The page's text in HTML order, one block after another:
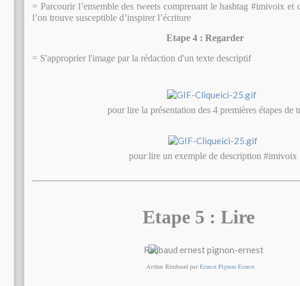
= Parcourir l’ensemble des tweets comprenant le hashtag #imivoix et
l’on trouve susceptible d’inspirer l’écriture
Etape 4 : Regarder
= S'approprier l'image par la rédaction d'un texte descriptif
pour lire la présentation des 4 premières étapes de
pour lire un exemple de description #imivoix
Etape 5 : Lire
Arthur Rimbaud par Ernest Pignon-Ernest